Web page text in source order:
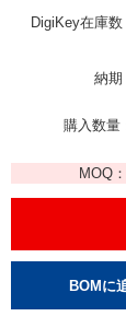
DigiKey在庫数
納期
購入数量
MOQ：